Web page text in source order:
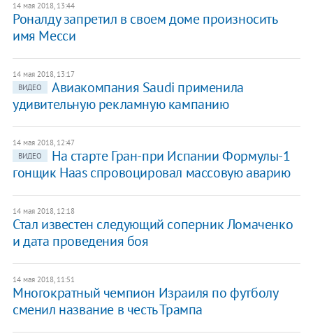
14 мая 2018, 13:44
Роналду запретил в своем доме произносить
имя Месси
14 мая 2018, 13:17
ВИДЕО
Авиакомпания Saudi применила
удивительную рекламную кампанию
14 мая 2018, 12:47
ВИДЕО
На старте Гран-при Испании Формулы-1
гонщик Haas спровоцировал массовую аварию
14 мая 2018, 12:18
Стал известен следующий соперник Ломаченко
и дата проведения боя
14 мая 2018, 11:51
Многократный чемпион Израиля по футболу
сменил название в честь Трампа